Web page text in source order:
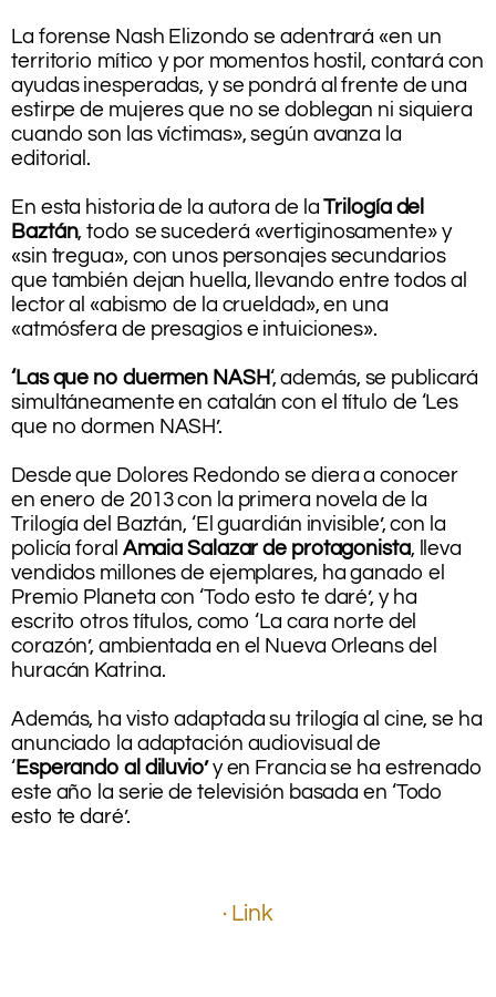
La forense Nash Elizondo se adentrará «en un
territorio mítico y por momentos hostil, contará con
ayudas inesperadas, y se pondrá al frente de una
estirpe de mujeres que no se doblegan ni siquiera
cuando son las víctimas», según avanza la
editorial.
En esta historia de la autora de laTrilogía del
Baztán, todo se sucederá «vertiginosamente» y
«sin tregua», con unos personajes secundarios
que también dejan huella, llevando entre todos al
lector al «abismo de la crueldad», en una
«atmósfera de presagios e intuiciones».
‘Las que no duermen NASH‘, además, se publicará
simultáneamente en catalán con el título de ‘Les
que no dormen NASH’.
Desde que Dolores Redondo se diera a conocer
en enero de 2013 con la primera novela de la
Trilogía del Baztán, ‘El guardián invisible’, con la
policía foral Amaia Salazar de protagonista, lleva
vendidos millones de ejemplares, ha ganado el
Premio Planeta con ‘Todo esto te daré’, y ha
escrito otros títulos, como ‘La cara norte del
corazón’, ambientada en el Nueva Orleans del
huracán Katrina.
Además, ha visto adaptada su trilogía al cine, se ha
anunciado la adaptación audiovisual de
‘Esperando al diluvio’y en Francia se ha estrenado
este año la serie de televisión basada en ‘Todo
esto te daré’.
· Link